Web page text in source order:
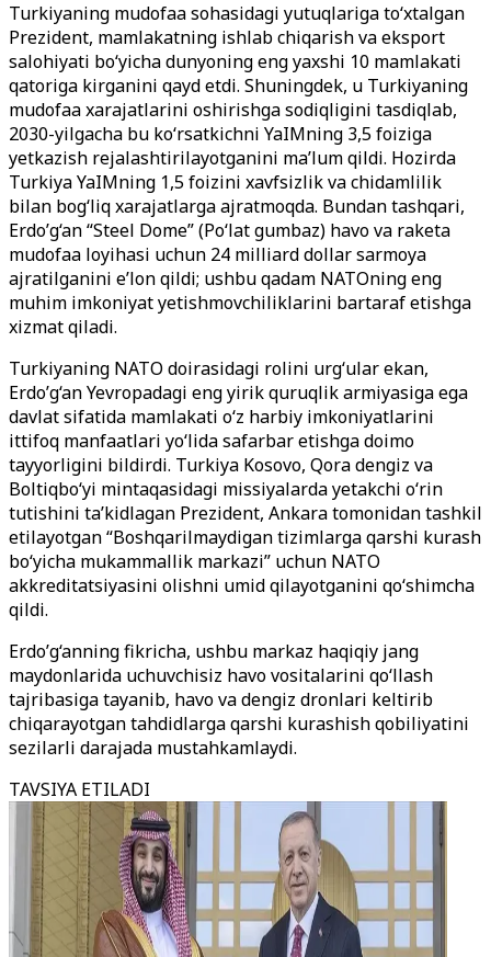
Turkiyaning mudofaa sohasidagi yutuqlariga to‘xtalgan
Prezident, mamlakatning ishlab chiqarish va eksport
salohiyati bo‘yicha dunyoning eng yaxshi 10 mamlakati
qatoriga kirganini qayd etdi. Shuningdek, u Turkiyaning
mudofaa xarajatlarini oshirishga sodiqligini tasdiqlab,
2030-yilgacha bu ko‘rsatkichni YaIMning 3,5 foiziga
yetkazish rejalashtirilayotganini ma’lum qildi. Hozirda
Turkiya YaIMning 1,5 foizini xavfsizlik va chidamlilik
bilan bog‘liq xarajatlarga ajratmoqda. Bundan tashqari,
Erdo’g‘an “Steel Dome” (Po‘lat gumbaz) havo va raketa
mudofaa loyihasi uchun 24 milliard dollar sarmoya
ajratilganini e’lon qildi; ushbu qadam NATOning eng
muhim imkoniyat yetishmovchiliklarini bartaraf etishga
xizmat qiladi.
Turkiyaning NATO doirasidagi rolini urg‘ular ekan,
Erdo’g‘an Yevropadagi eng yirik quruqlik armiyasiga ega
davlat sifatida mamlakati o‘z harbiy imkoniyatlarini
ittifoq manfaatlari yo‘lida safarbar etishga doimo
tayyorligini bildirdi. Turkiya Kosovo, Qora dengiz va
Boltiqbo‘yi mintaqasidagi missiyalarda yetakchi o‘rin
tutishini ta’kidlagan Prezident, Ankara tomonidan tashkil
etilayotgan “Boshqarilmaydigan tizimlarga qarshi kurash
bo‘yicha mukammallik markazi” uchun NATO
akkreditatsiyasini olishni umid qilayotganini qo‘shimcha
qildi.
Erdo’g‘anning fikricha, ushbu markaz haqiqiy jang
maydonlarida uchuvchisiz havo vositalarini qo‘llash
tajribasiga tayanib, havo va dengiz dronlari keltirib
chiqarayotgan tahdidlarga qarshi kurashish qobiliyatini
sezilarli darajada mustahkamlaydi.
TAVSIYA ETILADI